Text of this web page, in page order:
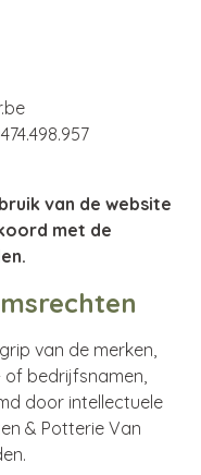
van de website
met de
van de merken,
of bedrijfsnamen,
door intellectuele
& Potterie Van